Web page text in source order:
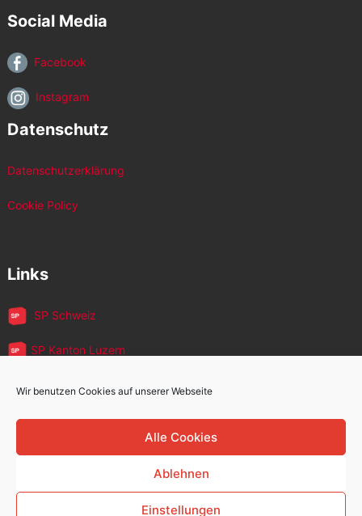
Wir benutzen Cookies auf unserer Webseite
Alle Cookies
Ablehnen
Einstellungen
Social Media
Facebook
Instagram
Datenschutz
Datenschutzerklärung
Cookie Policy
Links
SP Schweiz
SP Kanton Luzern
JUSO Luzern
SP MigrantInnen
SP 60+